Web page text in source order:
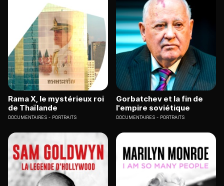
Rama X, le mystérieux roi
de Thaïlande
DOCUMENTAIRES PORTRAITS
Gorbatchev et la fin de
l'empire soviétique
DOCUMENTAIRES PORTRAITS